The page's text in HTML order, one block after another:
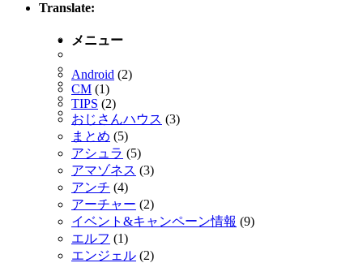
Translate:
メニュー
Android (2)
CM (1)
TIPS (2)
おじさんハウス (3)
まとめ (5)
アシュラ (5)
アマゾネス (3)
アンチ (4)
アーチャー (2)
イベント&キャンペーン情報 (9)
エルフ (1)
エンジェル (2)